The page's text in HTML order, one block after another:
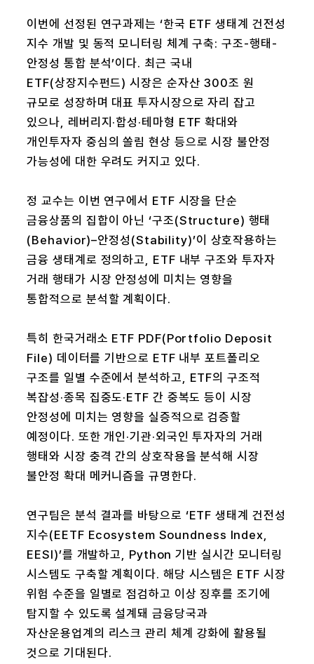
이번에 선정된 연구과제는 ‘한국 ETF 생태계 건전성
지수 개발 및 동적 모니터링 체계 구축: 구조-행태-
안정성 통합 분석’이다. 최근 국내
ETF(상장지수펀드) 시장은 순자산 300조 원
규모로 성장하며 대표 투자시장으로 자리 잡고
있으나, 레버리지·합성·테마형 ETF 확대와
개인투자자 중심의 쏠림 현상 등으로 시장 불안정
가능성에 대한 우려도 커지고 있다.
정 교수는 이번 연구에서 ETF 시장을 단순
금융상품의 집합이 아닌 ‘구조(Structure) 행태
(Behavior)–안정성(Stability)’이 상호작용하는
금융 생태계로 정의하고, ETF 내부 구조와 투자자
거래 행태가 시장 안정성에 미치는 영향을
통합적으로 분석할 계획이다.
특히 한국거래소 ETF PDF(Portfolio Deposit
File) 데이터를 기반으로 ETF 내부 포트폴리오
구조를 일별 수준에서 분석하고, ETF의 구조적
복잡성·종목 집중도·ETF 간 중복도 등이 시장
안정성에 미치는 영향을 실증적으로 검증할
예정이다. 또한 개인·기관·외국인 투자자의 거래
행태와 시장 충격 간의 상호작용을 분석해 시장
불안정 확대 메커니즘을 규명한다.
연구팀은 분석 결과를 바탕으로 ‘ETF 생태계 건전성
지수(EETF Ecosystem Soundness Index,
EESI)’를 개발하고, Python 기반 실시간 모니터링
시스템도 구축할 계획이다. 해당 시스템은 ETF 시장
위험 수준을 일별로 점검하고 이상 징후를 조기에
탐지할 수 있도록 설계돼 금융당국과
자산운용업계의 리스크 관리 체계 강화에 활용될
것으로 기대된다.